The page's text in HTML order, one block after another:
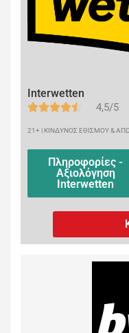
Interwetten
4,5/5
21+ | ΚΙΝΔΥΝΟΣ ΕΘΙΣΜΟΥ &
Πληροφορίες -
Αξιολόγηση
Interwetten